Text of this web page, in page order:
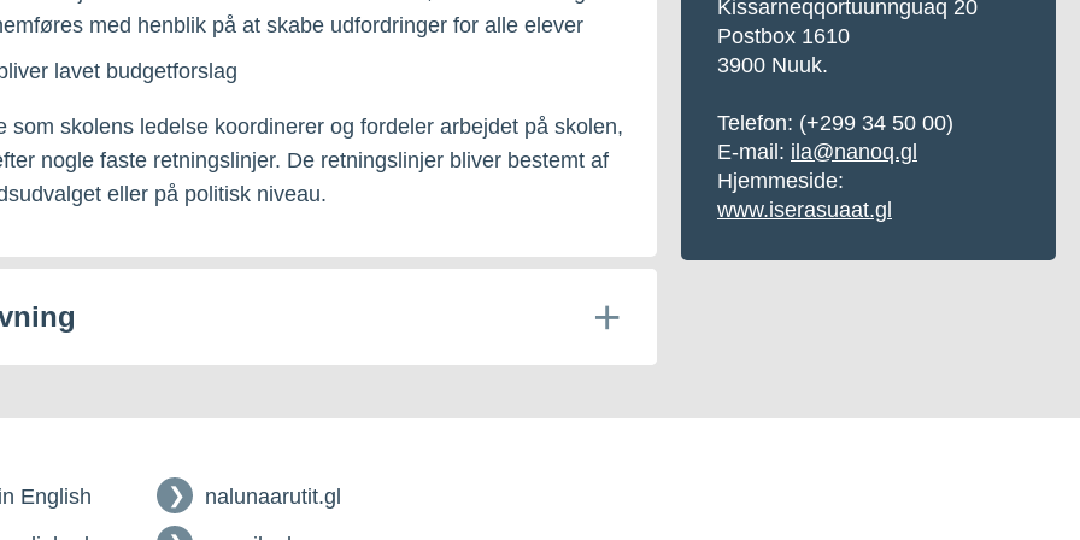
med henblik på at skabe udfordringer for alle elever
lavet budgetforslag
som skolens ledelse koordinerer og fordeler arbejdet på skolen,
nogle faste retningslinjer. De retningslinjer bliver bestemt af
eller på politisk niveau.
Kissarneqqortuunnguaq 20
Postbox 1610
3900 Nuuk.
Telefon: (+299 34 50 00)
E-mail: ila@nanoq.gl
Hjemmeside:
www.iserasuaat.gl
English
nalunaarutit.gl